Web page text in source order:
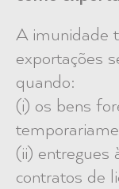
A imunidade
exportações
quando:
(i) os bens
(ii) entregues
contratos de